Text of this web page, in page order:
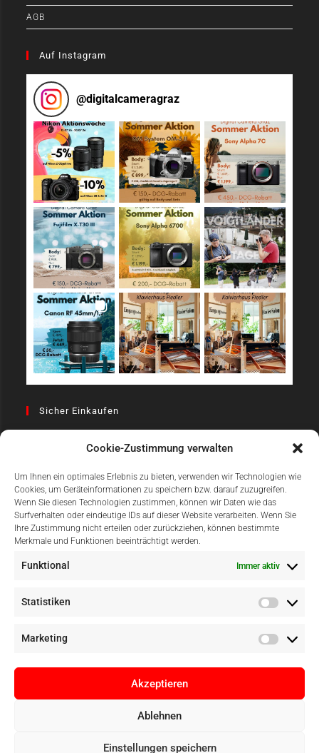
Cookie-Zustimmung verwalten
Um Ihnen ein optimales Erlebnis zu bieten, verwenden wir Technologien wie
Cookies, um Geräteinformationen zu speichern bzw. darauf zuzugreifen.
Wenn Sie diesen Technologien zustimmen, können wir Daten wie das
Surfverhalten oder eindeutige IDs auf dieser Website verarbeiten. Wenn Sie
Ihre Zustimmung nicht erteilen oder zurückziehen, können bestimmte
Merkmale und Funktionen beeinträchtigt werden.
Funktional Immer aktiv
Statistiken
Marketing
Akzeptieren
Ablehnen
Einstellungen speichern
AGB
Auf Instagram
@digitalcameragraz
Sicher Einkaufen
Einfach Online Bezahlen
Copyright © Digital Camera Graz 2022. Alle Rechte vorbehalten. E-
Commerce bypathways digital, Mallorca